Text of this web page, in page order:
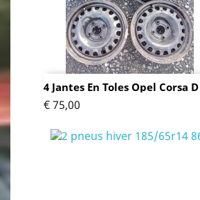
4 Jantes En Toles Opel Corsa D
Prijs
€ 75,00